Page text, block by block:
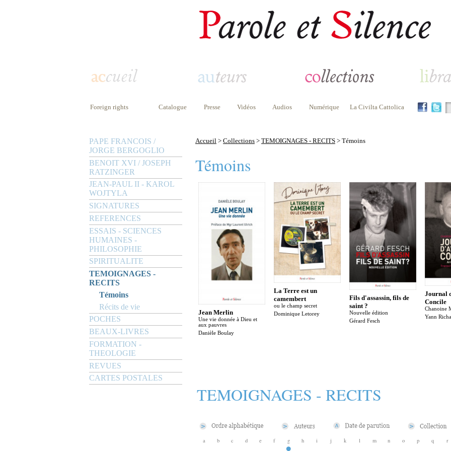
Foreign rights Catalogue Presse Vidéos Audios Numérique La Civilta Cattolica
PAPE FRANCOIS /
JORGE BERGOGLIO
BENOIT XVI / JOSEPH
RATZINGER
JEAN-PAUL II - KAROL
WOJTYLA
SIGNATURES
REFERENCES
ESSAIS - SCIENCES
HUMAINES -
PHILOSOPHIE
SPIRITUALITE
TEMOIGNAGES -
RECITS
Témoins
Récits de vie
POCHES
BEAUX-LIVRES
FORMATION -
THEOLOGIE
REVUES
CARTES POSTALES
Accueil > Collections > TEMOIGNAGES - RECITS > Témoins
Témoins
Jean Merlin
Une vie donnée à Dieu et
aux pauvres
Danièle Boulay
La Terre est un
camembert
ou le champ secret
Dominique Letorey
Fils d'assassin, fils de
saint ?
Nouvelle édition
Gérard Fesch
Journal
Concile
Chanoine
Yann
TEMOIGNAGES - RECITS
a b c d e f g h i j k l m n o p q r